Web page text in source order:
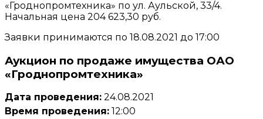
«Гроднопромтехника» по ул. Аульской, 33/4.
Начальная цена 204 623,30 руб.
Заявки принимаются по 18.08.2021 до 17:00
Аукцион по продаже имущества ОАО
«Гроднопромтехника»
Дата проведения: 24.08.2021
Время проведения: 12:00